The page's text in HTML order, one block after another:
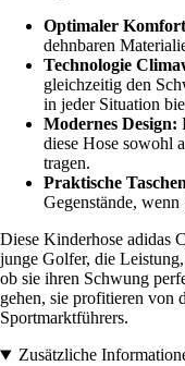
Optimaler
dehnbaren
Technologie
gleichzeitig den
in jeder Situation
Modernes Design:
diese Hose sowohl
tragen.
Praktische
Gegenstände,
Diese Kinderhose adidas
junge Golfer, die
ob sie ihren Schwung
gehen, sie profitieren von
Sportmarktführers.
Zusätzliche